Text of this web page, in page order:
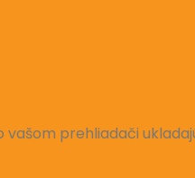
prehliadači